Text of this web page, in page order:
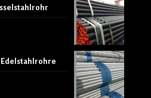
Edelstahlrohre